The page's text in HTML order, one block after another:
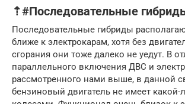
⇡#Последовательные
Последовательные гибриды
ближе к электрокарам, хотя без
сгорания они тоже далеко не уедут. В
параллельного включения ДВС и
рассмотренного нами выше, в данной
бензиновый двигатель не имеет какой-